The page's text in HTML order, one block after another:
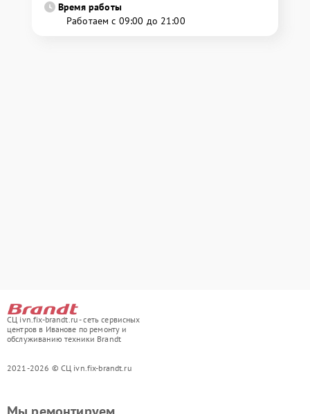
Время работы
Работаем с 09:00 до 21:00
СЦ ivn.fix-brandt.ru - сеть сервисных
центров в Иванове по ремонту и
обслуживанию техники Brandt
2021-2026 © СЦ ivn.fix-brandt.ru